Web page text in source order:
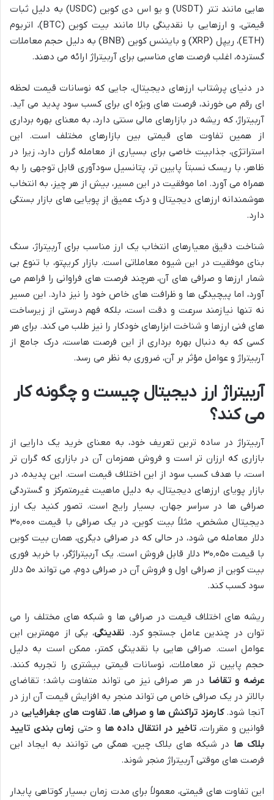
هایی مانند تتر (USDT) و یو اس دی کوین (USDC) به دلیل ثبات
قیمتی، و ارزهایی با نقدینگی بالا مانند بیت کوین (BTC)، اتریوم
(ETH)، ریپل (XRP) و بایننس کوین (BNB) به دلیل حجم معاملات
گسترده، اغلب فرصت های مناسبی برای آربیتراژ ارائه می دهند.
در دنیای پرشتاب ارزهای دیجیتال، جایی که نوسانات قیمت لحظه
ای رقم می خورند، فرصت های ویژه ای برای کسب سود پدید می آید.
آربیتراژ، که ریشه در بازارهای مالی سنتی دارد، به معنای بهره برداری
از همین تفاوت های قیمتی بین بازارهای مختلف است. این
استراتژی، جذابیت خاصی برای بسیاری از معامله گران دارد، زیرا در
ظاهر، با ریسک نسبتاً پایین تر، پتانسیل سودآوری قابل توجهی را به
همراه می آورد. اما موفقیت در این مسیر، بیش از هر چیز، به انتخاب
هوشمندانه ارزهای دیجیتال و درک عمیق از پویایی های بازار بستگی
دارد.
شناخت دقیق معیارهای انتخاب یک ارز مناسب برای آربیتراژ، سنگ
بنای موفقیت در این شیوه معاملاتی است. بازار کریپتو، با تنوع بی
شمار ارزها و صرافی های آن، هرچند فرصت های فراوانی را فراهم می
آورد، اما پیچیدگی ها و ظرافت های خاص خود را نیز دارد. این مسیر
نه تنها نیازمند سرعت و دقت است، بلکه فهم درستی از زیرساخت
های فنی ارزها و شناخت ابزارهای خودکار را نیز طلب می کند. برای هر
کسی که به دنبال بهره برداری از این فرصت هاست، درک جامع از
آربیتراژ و عوامل مؤثر بر آن، ضروری به نظر می رسد.
آربیتراژ ارز دیجیتال چیست و چگونه کار
می کند؟
آربیتراژ در ساده ترین تعریف خود، به معنای خرید یک دارایی از
بازاری که ارزان تر است و فروش همزمان آن در بازاری که گران تر
است، با هدف کسب سود از این اختلاف قیمت است. این پدیده، در
بازار پویای ارزهای دیجیتال، به دلیل ماهیت غیرمتمرکز و گستردگی
صرافی ها در سراسر جهان، بسیار رایج است. تصور کنید یک ارز
دیجیتال مشخص، مثلاً بیت کوین، در یک صرافی با قیمت ۳۰٬۰۰۰
دلار معامله می شود، در حالی که در صرافی دیگری، همان بیت کوین
با قیمت ۳۰٬۰۵۰ دلار قابل فروش است. یک آربیتراژگر، با خرید فوری
بیت کوین از صرافی اول و فروش آن در صرافی دوم، می تواند ۵۰ دلار
سود کسب کند.
ریشه های اختلاف قیمت در صرافی ها و شبکه های مختلف را می
توان در چندین عامل جستجو کرد. نقدینگی، یکی از مهمترین این
عوامل است. صرافی هایی با نقدینگی کمتر، ممکن است به دلیل
حجم پایین تر معاملات، نوسانات قیمتی بیشتری را تجربه کنند.
عرضه و تقاضا در هر صرافی نیز می تواند متفاوت باشد؛ تقاضای
بالاتر در یک صرافی خاص می تواند منجر به افزایش قیمت آن ارز در
آنجا شود.کارمزد تراکنش ها و صرافی ها،تفاوت های جغرافیایی در
قوانین و مقررات،تاخیر در انتقال داده ها و حتی زمان بندی تایید
بلاک ها در شبکه های بلاک چین، همگی می توانند به ایجاد این
فرصت های موقتی آربیتراژ منجر شوند.
این تفاوت های قیمتی، معمولاً برای مدت زمان بسیار کوتاهی پایدار